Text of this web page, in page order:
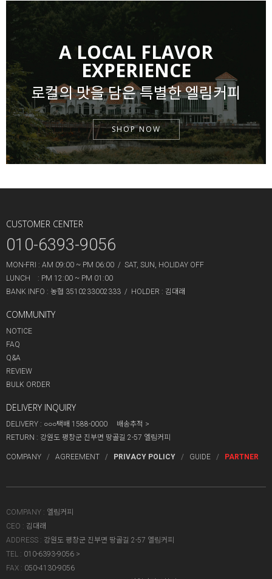
A LOCAL FLAVOR
EXPERIENCE
로컬의 맛을 담은 특별한 엘림커피
SHOP NOW
CUSTOMER CENTER
010-6393-9056
MON-FRI : AM 09:00 ~ PM 06:00 / SAT, SUN, HOLIDAY OFF
LUNCH : PM 12:00 ~ PM 01:00
BANK INFO : 농협 3510233002333 / HOLDER : 김대래
COMMUNITY
NOTICE
FAQ
Q&A
REVIEW
BULK ORDER
DELIVERY INQUIRY
DELIVERY : ○○○택배 1588-0000
배송추적
RETURN : 강원도 평창군 진부면 땅골길 2-57 엘림커피
COMPANY AGREEMENT PRIVACY POLICY GUIDE PARTNER
COMPANY : 엘림커피
CEO : 김대래
ADDRESS : 강원도 평창군 진부면 땅골길 2-57 엘림커피
TEL : 010-6393-9056
FAX : 050-4130-9056